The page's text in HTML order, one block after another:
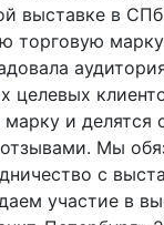
выставке в
торговую
целевых
и делятся
Мы
с
участие в